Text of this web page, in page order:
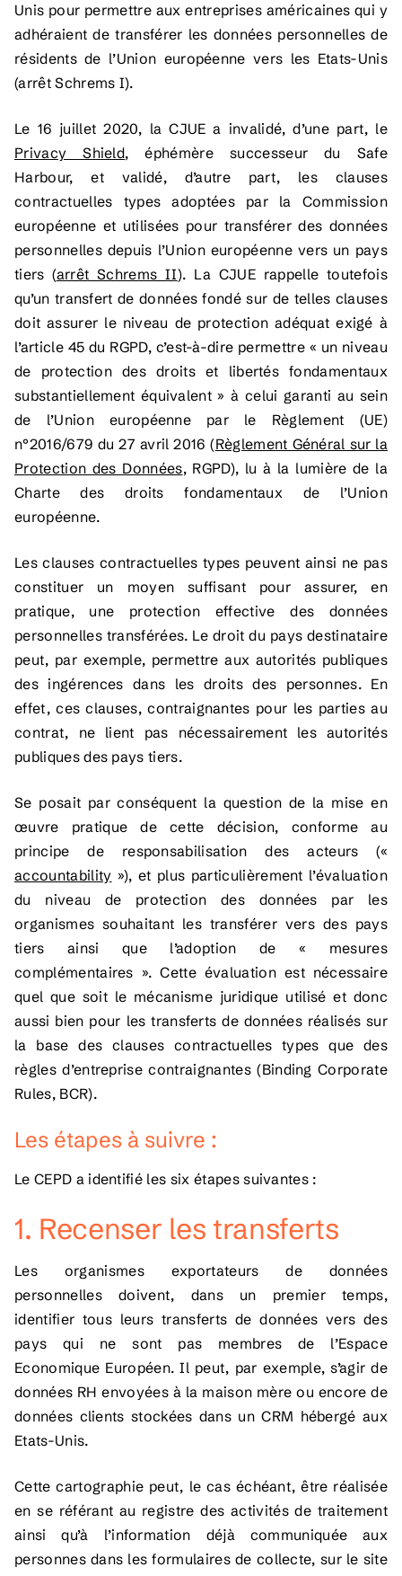
Unis pour permettre aux entreprises américaines qui y
adhéraient de transférer les données personnelles de
résidents de l’Union européenne vers les Etats-Unis
(arrêt Schrems I).
Le 16 juillet 2020, la CJUE a invalidé, d’une part, le
Privacy Shield, éphémère successeur du Safe
Harbour, et validé, d’autre part, les clauses
contractuelles types adoptées par la Commission
européenne et utilisées pour transférer des données
personnelles depuis l’Union européenne vers un pays
tiers (arrêt Schrems II). La CJUE rappelle toutefois
qu’un transfert de données fondé sur de telles clauses
doit assurer le niveau de protection adéquat exigé à
l’article 45 du RGPD, c’est-à-dire permettre « un niveau
de protection des droits et libertés fondamentaux
substantiellement équivalent » à celui garanti au sein
de l’Union européenne par le Règlement (UE)
n°2016/679 du 27 avril 2016 (Règlement Général sur la
Protection des Données, RGPD), lu à la lumière de la
Charte des droits fondamentaux de l’Union
européenne.
Les clauses contractuelles types peuvent ainsi ne pas
constituer un moyen suffisant pour assurer, en
pratique, une protection effective des données
personnelles transférées. Le droit du pays destinataire
peut, par exemple, permettre aux autorités publiques
des ingérences dans les droits des personnes. En
effet, ces clauses, contraignantes pour les parties au
contrat, ne lient pas nécessairement les autorités
publiques des pays tiers.
Se posait par conséquent la question de la mise en
œuvre pratique de cette décision, conforme au
principe de responsabilisation des acteurs («
accountability »), et plus particulièrement l’évaluation
du niveau de protection des données par les
organismes souhaitant les transférer vers des pays
tiers ainsi que l’adoption de « mesures
complémentaires ». Cette évaluation est nécessaire
quel que soit le mécanisme juridique utilisé et donc
aussi bien pour les transferts de données réalisés sur
la base des clauses contractuelles types que des
règles d’entreprise contraignantes (Binding Corporate
Rules, BCR).
Les étapes à suivre :
Le CEPD a identifié les six étapes suivantes :
1. Recenser les transferts
Les organismes exportateurs de données
personnelles doivent, dans un premier temps,
identifier tous leurs transferts de données vers des
pays qui ne sont pas membres de l’Espace
Economique Européen. Il peut, par exemple, s’agir de
données RH envoyées à la maison mère ou encore de
données clients stockées dans un CRM hébergé aux
Etats-Unis.
Cette cartographie peut, le cas échéant, être réalisée
en se référant au registre des activités de traitement
ainsi qu’à l’information déjà communiquée aux
personnes dans les formulaires de collecte, sur le site